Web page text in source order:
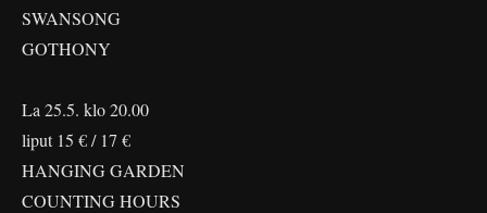
SWANSONG
GOTHONY
La 25.5. klo 20.00
liput 15 € / 17 €
HANGING GARDEN
COUNTING HOURS